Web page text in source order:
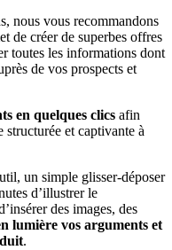
nous vous recommandons
de créer de superbes offres
toutes les informations dont
de vos prospects et
en quelques clics afin
et captivante à
un simple glisser-déposer
d’illustrer le
des images, des
lumière vos arguments et
.